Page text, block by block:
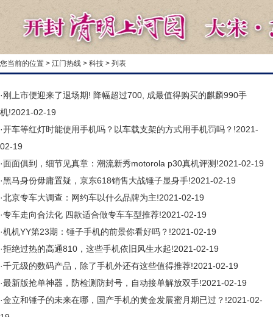
您当前的位置 > 江门热线 > 科技 > 列表
·刚上市便迎来了退场期! 降幅超过700, 成最值得购买的麒麟990手
机!2021-02-19
·开车等红灯时能使用手机吗？以车载支架的方式用手机罚吗？!2021-
02-19
·面面俱到，细节见真章：潮流新秀motorola p30真机评测!2021-02-19
·黑马身份毋庸置疑，京东618销售大战锤子显身手!2021-02-19
·北京专车大调查：网约车以什么品牌为主!2021-02-19
·专车走向合法化 四款适合做专车车型推荐!2021-02-19
·机机YY第23期：锤子手机的前景你看好吗？!2021-02-19
·拒绝过热的高通810，这些手机依旧风生水起!2021-02-19
·千元级的数码产品，除了手机外还有这些值得推荐!2021-02-19
·最新版抢单神器，防检测防封号，自动接单解放双手!2021-02-19
·金立和锤子的未来在哪，国产手机的黄金发展蜜月期已过？!2021-02-